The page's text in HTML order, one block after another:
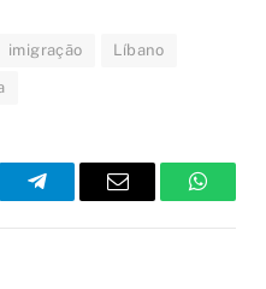
imigração Líbano
TelegramEmail